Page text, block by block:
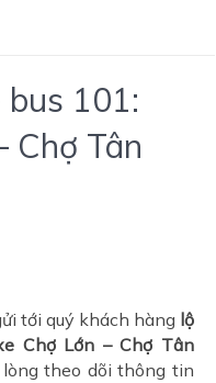
101:
Chợ Tân
tới quý khách hàng lộ
Chợ Lớn – Chợ Tân
theo dõi thông tin